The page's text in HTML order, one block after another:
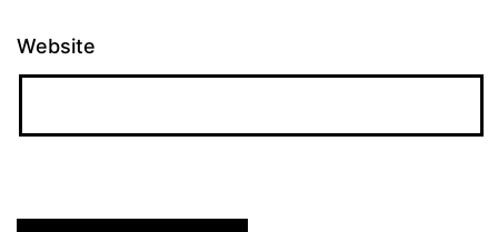
Website